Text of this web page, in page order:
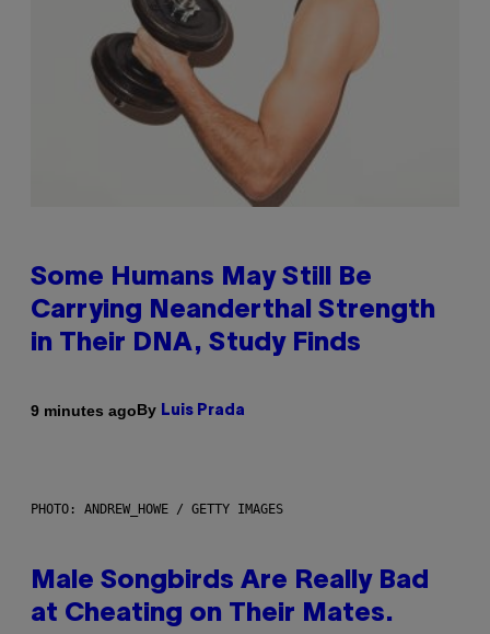
Some Humans May Still Be
Carrying Neanderthal Strength
in Their DNA, Study Finds
9 minutes agoBy Luis Prada
PHOTO: ANDREW_HOWE / GETTY IMAGES
Male Songbirds Are Really Bad
at Cheating on Their Mates.